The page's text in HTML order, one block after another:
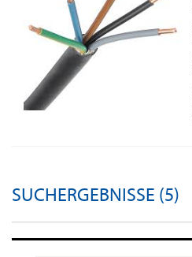
SUCHERGEBNISSE (5)